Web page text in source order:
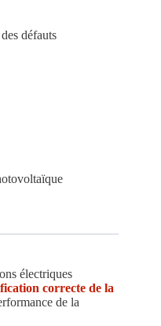
défauts
électriques
correcte de la
de la